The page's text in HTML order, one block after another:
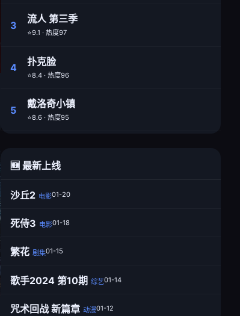
3
流人 第三季
⭐9.1 · 热度97
4
扑克脸
⭐8.4 · 热度96
5
戴洛奇小镇
⭐8.6 · 热度95
🆕 最新上线
沙丘2 电影01-20
死侍3 电影01-18
繁花 剧集01-15
歌手2024 第10期 综艺01-14
咒术回战 新篇章 动漫01-12